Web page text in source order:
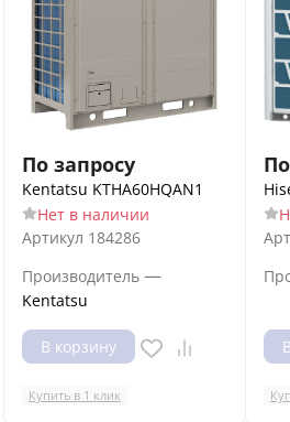
По запросу
Kentatsu KTHA60HQAN1
Нет в наличии
Артикул 184286
Производитель —
Kentatsu
В корзину
Купить в 1 клик